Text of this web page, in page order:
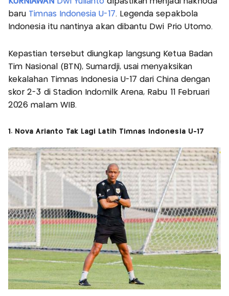
baru Timnas Indonesia U-17. Legenda sepakbola
Indonesia itu nantinya akan dibantu Dwi Prio Utomo.
Kepastian tersebut diungkap langsung Ketua Badan
Tim Nasional (BTN), Sumardji, usai menyaksikan
kekalahan Timnas Indonesia U-17 dari China dengan
skor 2-3 di Stadion Indomilk Arena, Rabu 11 Februari
2026 malam WIB.
1. Nova Arianto Tak Lagi Latih Timnas Indonesia U-17